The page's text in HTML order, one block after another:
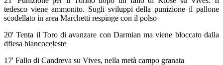
tedesco viene ammonito. Sugli sviluppi della punizione il pallone
scodellato in area Marchetti respinge con il polso
20' Tenta il Toro di avanzare con Darmian ma viene bloccato dalla
dfiesa biancoceleste
17' Fallo di Candreva su Vives, nella metà campo granata